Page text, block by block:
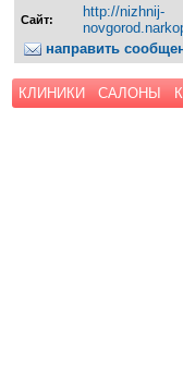
Сайт:
http://nizhnij-
направить
КЛИНИКИ САЛОНЫ